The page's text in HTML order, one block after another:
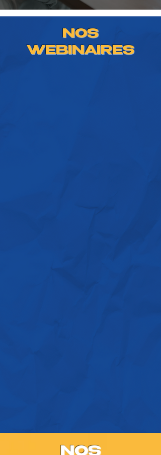
NOS
WEBINAIRES